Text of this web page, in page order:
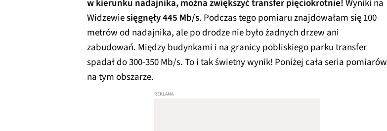
w kierunku nadajnika, można zwiększyć transfer pięciokrotnie!Wyniki na
Widzewiesięgnęły 445 Mb/s. Podczas tego pomiaru znajdowałam się 100
metrów od nadajnika, ale po drodze nie było żadnych drzew ani
zabudowań. Między budynkami i na granicy pobliskiego parku transfer
spadał do 300-350 Mb/s. To i tak świetny wynik! Poniżej cała seria pomiarów
na tym obszarze.